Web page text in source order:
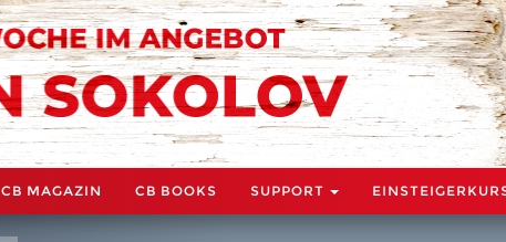
CB MAGAZIN CB BOOKS SUPPORT